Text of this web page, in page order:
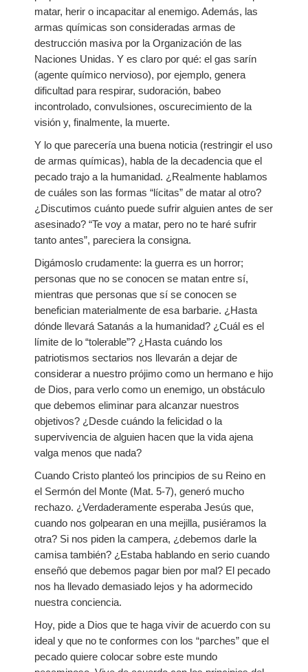
matar, herir o incapacitar al enemigo. Además, las
armas químicas son consideradas armas de
destrucción masiva por la Organización de las
Naciones Unidas. Y es claro por qué: el gas sarín
(agente químico nervioso), por ejemplo, genera
dificultad para respirar, sudoración, babeo
incontrolado, convulsiones, oscurecimiento de la
visión y, finalmente, la muerte.
Y lo que parecería una buena noticia (restringir el uso
de armas químicas), habla de la decadencia que el
pecado trajo a la humanidad. ¿Realmente hablamos
de cuáles son las formas “lícitas” de matar al otro?
¿Discutimos cuánto puede sufrir alguien antes de ser
asesinado? “Te voy a matar, pero no te haré sufrir
tanto antes”, pareciera la consigna.
Digámoslo crudamente: la guerra es un horror;
personas que no se conocen se matan entre sí,
mientras que personas que sí se conocen se
benefician materialmente de esa barbarie. ¿Hasta
dónde llevará Satanás a la humanidad? ¿Cuál es el
límite de lo “tolerable”? ¿Hasta cuándo los
patriotismos sectarios nos llevarán a dejar de
considerar a nuestro prójimo como un hermano e hijo
de Dios, para verlo como un enemigo, un obstáculo
que debemos eliminar para alcanzar nuestros
objetivos? ¿Desde cuándo la felicidad o la
supervivencia de alguien hacen que la vida ajena
valga menos que nada?
Cuando Cristo planteó los principios de su Reino en
el Sermón del Monte (Mat. 5-7), generó mucho
rechazo. ¿Verdaderamente esperaba Jesús que,
cuando nos golpearan en una mejilla, pusiéramos la
otra? Si nos piden la campera, ¿debemos darle la
camisa también? ¿Estaba hablando en serio cuando
enseñó que debemos pagar bien por mal? El pecado
nos ha llevado demasiado lejos y ha adormecido
nuestra conciencia.
Hoy, pide a Dios que te haga vivir de acuerdo con su
ideal y que no te conformes con los “parches” que el
pecado quiere colocar sobre este mundo